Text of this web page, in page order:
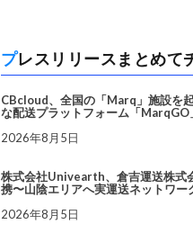
プレスリリースまとめて
CBcloud、全国の「Marq」施設を
な配送プラットフォーム「MarqGO
2026年8月5日
株式会社Univearth、倉吉運送株式
携〜山陰エリアへ実運送ネットワー
2026年8月5日